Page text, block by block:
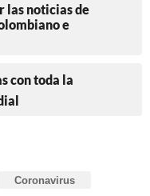
las noticias de
e
con toda la
Coronavirus